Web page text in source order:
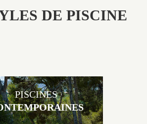
DE PISCINE
PISCINES